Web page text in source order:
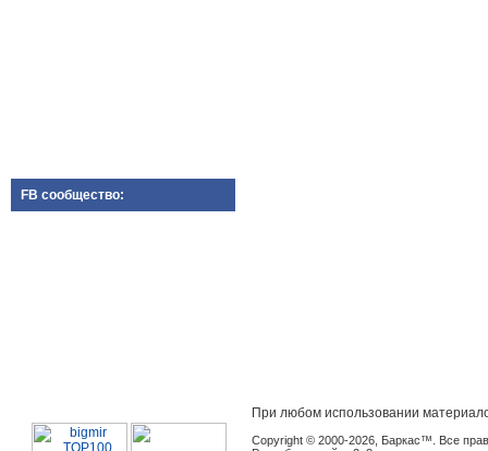
FB сообщество:
При любом использовании
Copyright © 2000-2026, Баркас™. Все